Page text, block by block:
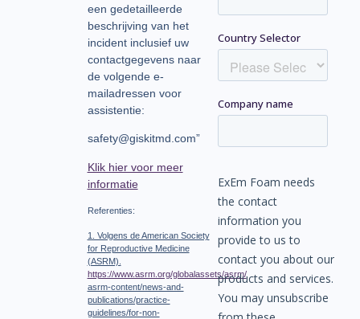
een gedetailleerde
beschrijving van het
incident inclusief uw
contactgegevens naar
de volgende e-
mailadressen voor
assistentie:
safety@giskitmd.com”
Klik hier voor meer
informatie
Referenties:
1. Volgens de American Society
for Reproductive Medicine
(ASRM).
https://www.asrm.org/globalassets/asrm/
asrm-content/news-and-
publications/practice-
guidelines/for-non-